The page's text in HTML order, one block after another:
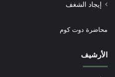
إيجاد الشغف
محاضرة دوت كوم
الأرشيف